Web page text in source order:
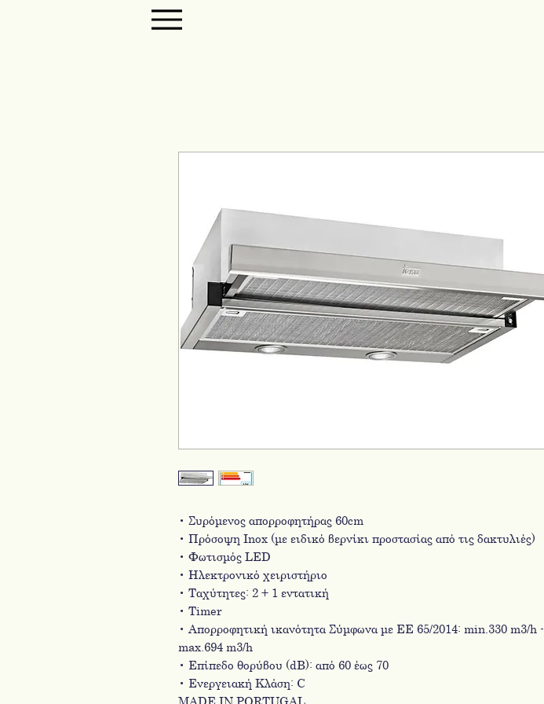
• Συρόμενος απορροφητήρας 60cm
• Πρόσοψη Inox (με ειδικό βερνίκι προστασίας από τις δακτυλιές)
• Φωτισμός LED
• Ηλεκτρονικό χειριστήριο
• Ταχύτητες: 2 + 1 εντατική
• Timer
• Απορροφητική ικανότητα Σύμφωνα με ΕΕ 65/2014: min.330 m3/h -
max.694 m3/h
• Επίπεδο θορύβου (dΒ): από 60 έως 70
• Ενεργειακή Κλάση: C
MADE IN PORTUGAL